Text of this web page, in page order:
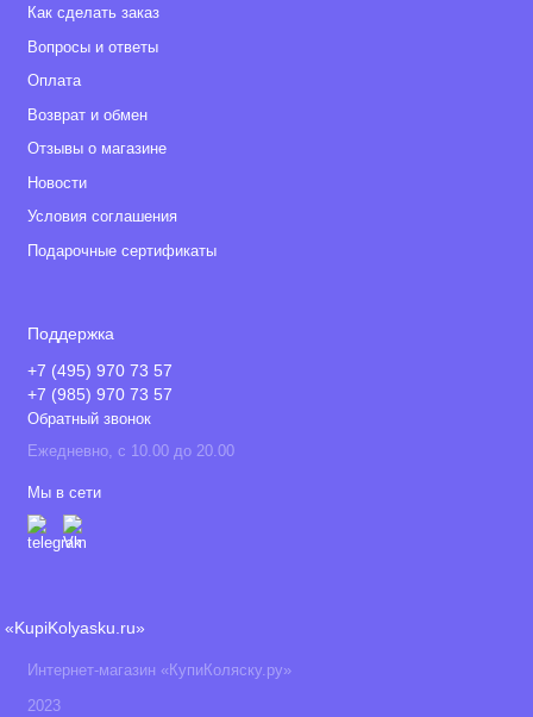
Как сделать заказ
Вопросы и ответы
Оплата
Возврат и обмен
Отзывы о магазине
Новости
Условия соглашения
Подарочные сертификаты
Поддержка
+7 (495) 970 73 57
+7 (985) 970 73 57
Обратный звонок
Ежедневно, с 10.00 до 20.00
Мы в сети
«KupiKolyasku.ru»
Интернет-магазин «КупиКоляску.ру»
2023